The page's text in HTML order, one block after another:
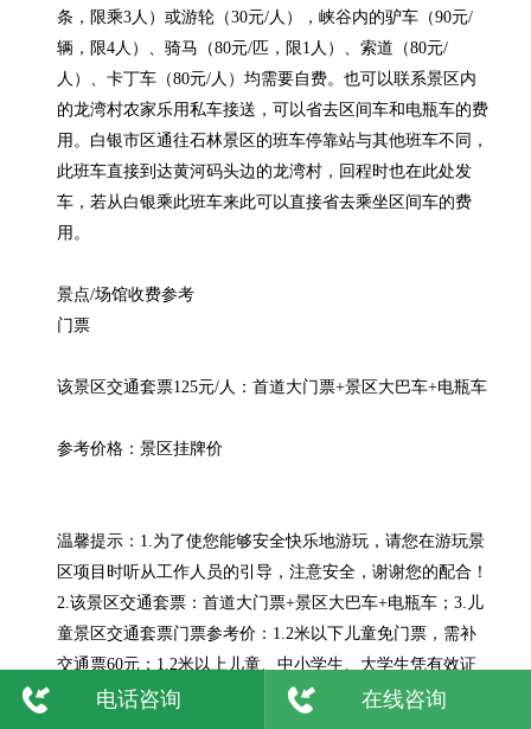
条，限乘3人）或游轮（30元/人），峡谷内的驴车（90元/
辆，限4人）、骑马（80元/匹，限1人）、索道（80元/
人）、卡丁车（80元/人）均需要自费。也可以联系景区内
的龙湾村农家乐用私车接送，可以省去区间车和电瓶车的费
用。白银市区通往石林景区的班车停靠站与其他班车不同，
此班车直接到达黄河码头边的龙湾村，回程时也在此处发
车，若从白银乘此班车来此可以直接省去乘坐区间车的费
用。
景点/场馆收费参考
门票
该景区交通套票125元/人：首道大门票+景区大巴车+电瓶车
参考价格：景区挂牌价
温馨提示：1.为了使您能够安全快乐地游玩，请您在游玩景
区项目时听从工作人员的引导，注意安全，谢谢您的配合！
2.该景区交通套票：首道大门票+景区大巴车+电瓶车；3.儿
童景区交通套票门票参考价：1.2米以下儿童免门票，需补
交通票60元；1.2米以上儿童、中小学生、大学生凭有效证
件享受半价门票75元/人；4.景区内的参观路线及游览项目，
电话咨询 在线咨询